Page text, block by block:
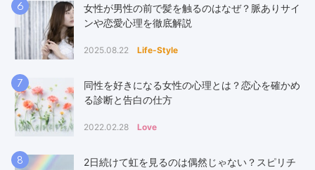
6
女性が男性の前で髪を触るのはなぜ？脈ありサイ
ンや恋愛心理を徹底解説
2025.08.22 Life-Style
7
同性を好きになる女性の心理とは？恋心を確かめ
る診断と告白の仕方
2022.02.28 Love
8
2日続けて虹を見るのは偶然じゃない？スピリチ